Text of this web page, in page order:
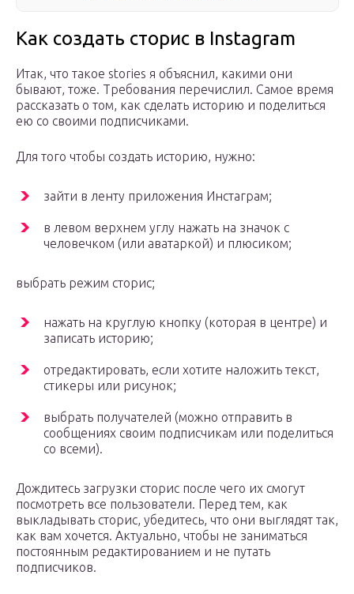
Как создать сторис в Instagram
Итак, что такое stories я объяснил, какими они
бывают, тоже. Требования перечислил. Самое время
рассказать о том, как сделать историю и поделиться
ею со своими подписчиками.
Для того чтобы создать историю, нужно:
зайти в ленту приложения Инстаграм;
в левом верхнем углу нажать на значок с
человечком (или аватаркой) и плюсиком;
выбрать режим сторис;
нажать на круглую кнопку (которая в центре) и
записать историю;
отредактировать, если хотите наложить текст,
стикеры или рисунок;
выбрать получателей (можно отправить в
сообщениях своим подписчикам или поделиться
со всеми).
Дождитесь загрузки сторис после чего их смогут
посмотреть все пользователи. Перед тем, как
выкладывать сторис, убедитесь, что они выглядят так,
как вам хочется. Актуально, чтобы не заниматься
постоянным редактированием и не путать
подписчиков.